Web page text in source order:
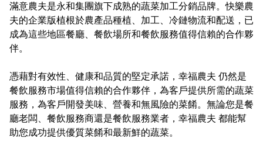
滿意農夫是永和集團旗下成熟的蔬菜加工分銷品牌。快樂農
夫的企業版植根於農產品種植、加工、冷鏈物流和配送，已
成為這些地區餐廳、餐飲場所和餐飲服務值得信賴的合作夥
伴。
憑藉對有效性、健康和品質的堅定承諾，幸福農夫 仍然是
餐飲服務市場值得信賴的合作夥伴，為客戶提供所需的蔬菜
服務，為客戶開發美味、營養和無風險的菜餚。無論您是餐
廳老闆、餐飲服務商還是餐飲服務業者，幸福農夫 都能幫
助您成功提供優質菜餚和最新鮮的蔬菜。